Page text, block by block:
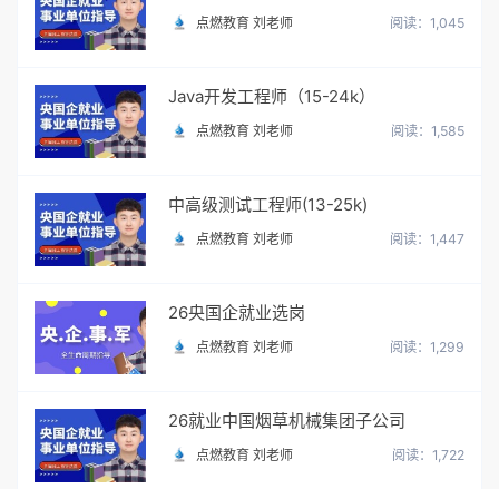
点燃教育 刘老师 阅读：1,045
Java开发工程师（15-24k）
点燃教育 刘老师 阅读：1,585
中高级测试工程师(13-25k)
点燃教育 刘老师 阅读：1,447
26央国企就业选岗
点燃教育 刘老师 阅读：1,299
26就业中国烟草机械集团子公司
点燃教育 刘老师 阅读：1,722